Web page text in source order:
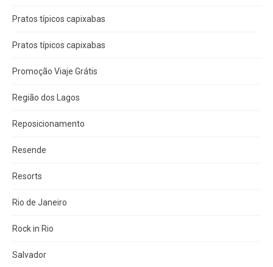
Pratos típicos capixabas
Pratos típicos capixabas
Promoção Viaje Grátis
Região dos Lagos
Reposicionamento
Resende
Resorts
Rio de Janeiro
Rock in Rio
Salvador